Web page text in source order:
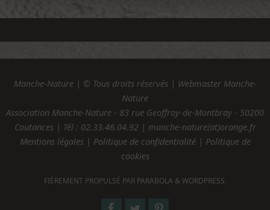
Manche-Nature | © Tous droits réservés | Webmaster Manche-
Nature
Association Manche-Nature - 83 rue Geoffroy-de-Montbray - 50200
Coutances | Tél : 02.33.46.04.92| manche-nature(at)orange.fr
Mentions légales| Politique de confidentialité| Politique de
cookies
FIÈREMENT PROPULSÉ PAR PARABOLA & WORDPRESS.